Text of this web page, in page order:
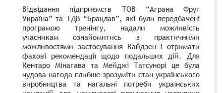
Відвідання підприємств ТОВ “Аграна Фрут
Україна” та ТДВ “Брацлав”, які були передбачені
програмою тренінгу, надали можливість
учасникам ознайомитись з практичними
можливостями застосування Кайдзен і отримати
фахові рекомендації щодо подальших дій. Для
Кентаро Мінагава та Мейджі Татсунорі це була
чудова нагода глибше зрозуміти стан українського
виробництва та нагальні потреби українських